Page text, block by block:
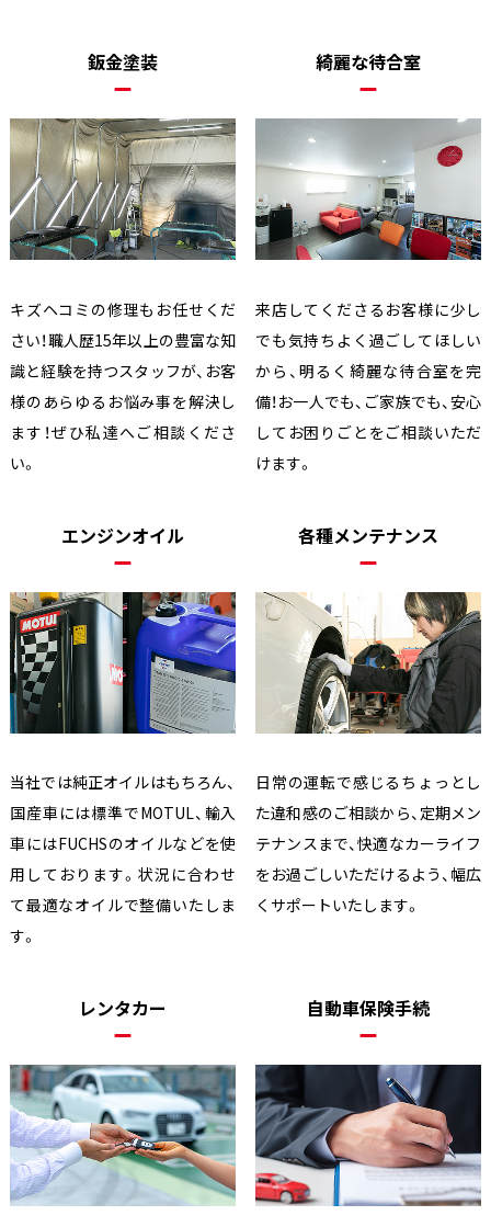
鈑金塗装
キズヘコミの修理もお任せくだ
さい！職人歴15年以上の豊富な知
識と経験を持つスタッフが、お客
様のあらゆるお悩み事を解決し
ます！ぜひ私達へご相談くださ
い。
綺麗な待合室
来店してくださるお客様に少し
でも気持ちよく過ごしてほしい
から、明るく綺麗な待合室を完
備！お一人でも、ご家族でも、安心
してお困りごとをご相談いただ
けます。
エンジンオイル
当社では純正オイルはもちろん、
国産車には標準でMOTUL、輸入
車にはFUCHSのオイルなどを使
用しております。状況に合わせ
て最適なオイルで整備いたしま
す。
各種メンテナンス
日常の運転で感じるちょっとし
た違和感のご相談から、定期メン
テナンスまで、快適なカーライフ
をお過ごしいただけるよう、幅広
くサポートいたします。
レンタカー 自動車保険手続